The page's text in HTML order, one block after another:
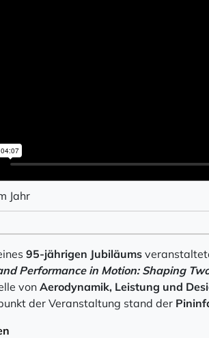
Jahr
95-jährigen Jubiläums
Performance in Motion: Shaping
vonAerodynamik, Leistung und
der Veranstaltung stand der
E-Mail-Adresse
Mit der Eintragung für den Newsletter bestätigen Sie die
abonnieren